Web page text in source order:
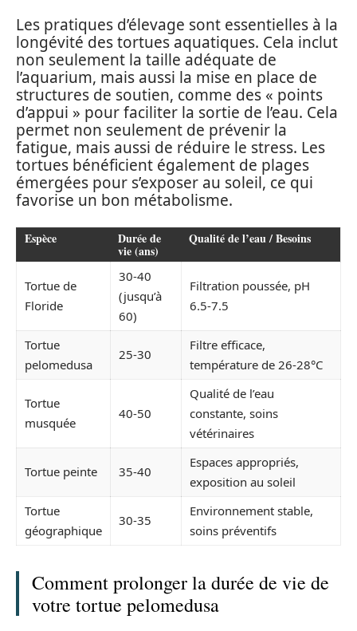
Les pratiques d’élevage sont essentielles à la
longévité des tortues aquatiques. Cela inclut
non seulement la taille adéquate de
l’aquarium, mais aussi la mise en place de
structures de soutien, comme des « points
d’appui » pour faciliter la sortie de l’eau. Cela
permet non seulement de prévenir la
fatigue, mais aussi de réduire le stress. Les
tortues bénéficient également de plages
émergées pour s’exposer au soleil, ce qui
favorise un bon métabolisme.
Espèce Durée de
vie (ans)
Qualité de l’eau / Besoins
Tortue de
Floride
30-40
(jusqu’à
60)
Filtration poussée, pH
6.5-7.5
Tortue
pelomedusa
25-30
Filtre efficace,
température de 26-28°C
Tortue
musquée
40-50
Qualité de l’eau
constante, soins
vétérinaires
Tortue peinte 35-40
Espaces appropriés,
exposition au soleil
Tortue
géographique
30-35
Environnement stable,
soins préventifs
Comment prolonger la durée de vie de
votre tortue pelomedusa